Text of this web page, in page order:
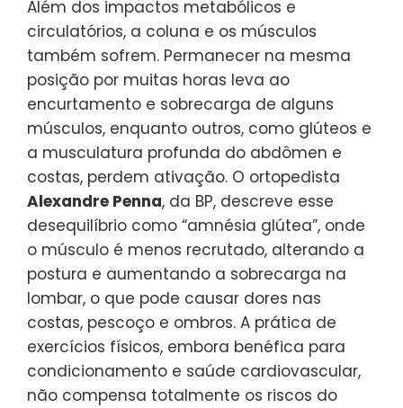
Além dos impactos metabólicos e
circulatórios, a coluna e os músculos
também sofrem. Permanecer na mesma
posição por muitas horas leva ao
encurtamento e sobrecarga de alguns
músculos, enquanto outros, como glúteos e
a musculatura profunda do abdômen e
costas, perdem ativação. O ortopedista
Alexandre Penna, da BP, descreve esse
desequilíbrio como “amnésia glútea”, onde
o músculo é menos recrutado, alterando a
postura e aumentando a sobrecarga na
lombar, o que pode causar dores nas
costas, pescoço e ombros. A prática de
exercícios físicos, embora benéfica para
condicionamento e saúde cardiovascular,
não compensa totalmente os riscos do